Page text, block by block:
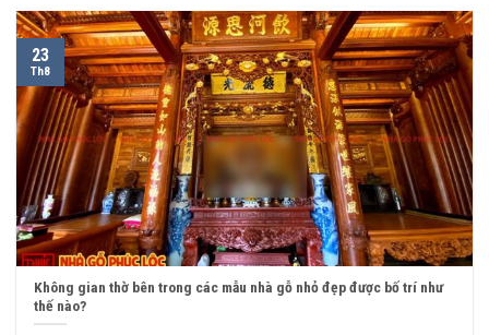
Không gian thờ bên trong các mẫu nhà gỗ nhỏ đẹp được bố trí như
thế nào?
23
Th8